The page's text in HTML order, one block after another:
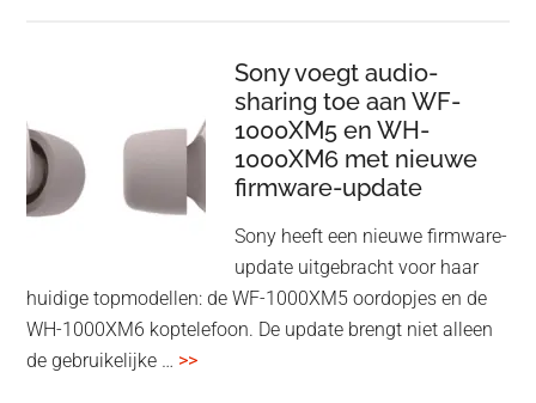
draadloos
presenteren
zonder
Wi-
Sony voegt audio-
sharing toe aan WF-
1000XM5 en WH-
1000XM6 met nieuwe
firmware-update
Sony heeft een nieuwe firmware-
update uitgebracht voor haar
huidige topmodellen: de WF-1000XM5 oordopjes en de
WH-1000XM6 koptelefoon. De update brengt niet alleen
de gebruikelijke … >>overSony